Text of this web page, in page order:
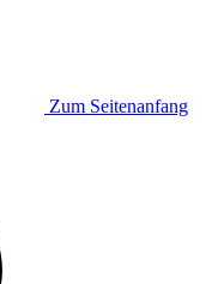
Zum Seitenanfang